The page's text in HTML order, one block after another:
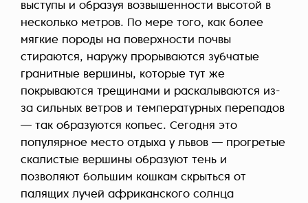
выступы и образуя возвышенности высотой в
несколько метров. По мере того, как более
мягкие породы на поверхности почвы
стираются, наружу прорываются зубчатые
гранитные вершины, которые тут же
покрываются трещинами и раскалываются из-
за сильных ветров и температурных перепадов
— так образуются копьес. Сегодня это
популярное место отдыха у львов — прогретые
скалистые вершины образуют тень и
позволяют большим кошкам скрыться от
палящих лучей африканского солнца